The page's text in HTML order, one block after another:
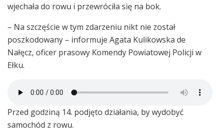
wjechała do rowu i przewróciła się na bok.
– Na szczęście w tym zdarzeniu nikt nie został
poszkodowany – informuje Agata Kulikowska de
Nałęcz, oficer prasowy Komendy Powiatowej Policji w
Ełku.
Przed godziną 14. podjęto działania, by wydobyć
samochód z rowu.